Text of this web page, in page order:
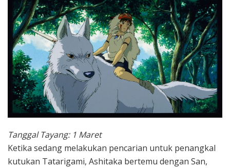
Tanggal Tayang: 1 Maret
Ketika sedang melakukan pencarian untuk penangkal
kutukan Tatarigami, Ashitaka bertemu dengan San,